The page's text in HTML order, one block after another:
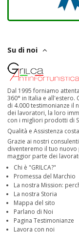
Su di noi
Dal 1995 forniamo
360° in Italia e all'estero.
di 4.000 testimonianze il
dei lavoratori, la loro
con i migliori prodotti di
Qualità e Assistenza
Grazie ai nostri
diventeremo il tuo
maggior parte dei
Chi è "GRILCA?"
Promessa del Marchio
La nostra Mission:
La nostra Storia
Mappa del sito
Parlano di Noi
Pagina Testimonianze
Lavora con noi